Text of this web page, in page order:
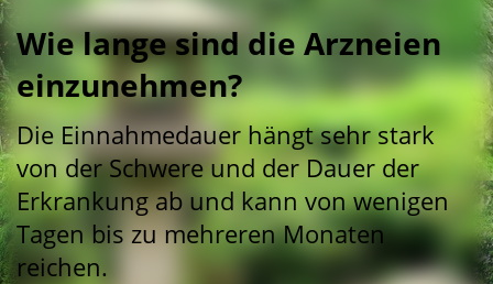
Wie lange sind die Arzneien
einzunehmen?
Die Einnahmedauer hängt sehr stark
von der Schwere und der Dauer der
Erkrankung ab und kann von wenigen
Tagen bis zu mehreren Monaten
reichen.